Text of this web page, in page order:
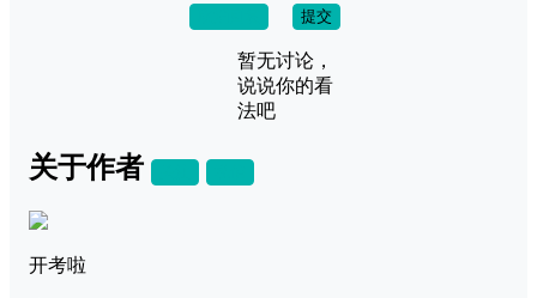
提交
暂无讨论，
说说你的看
法吧
关于作者
开考啦